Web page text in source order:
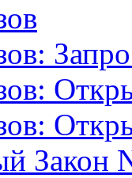
Закон